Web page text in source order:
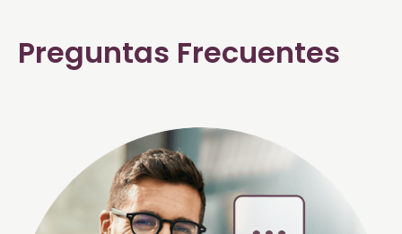
Preguntas Frecuentes